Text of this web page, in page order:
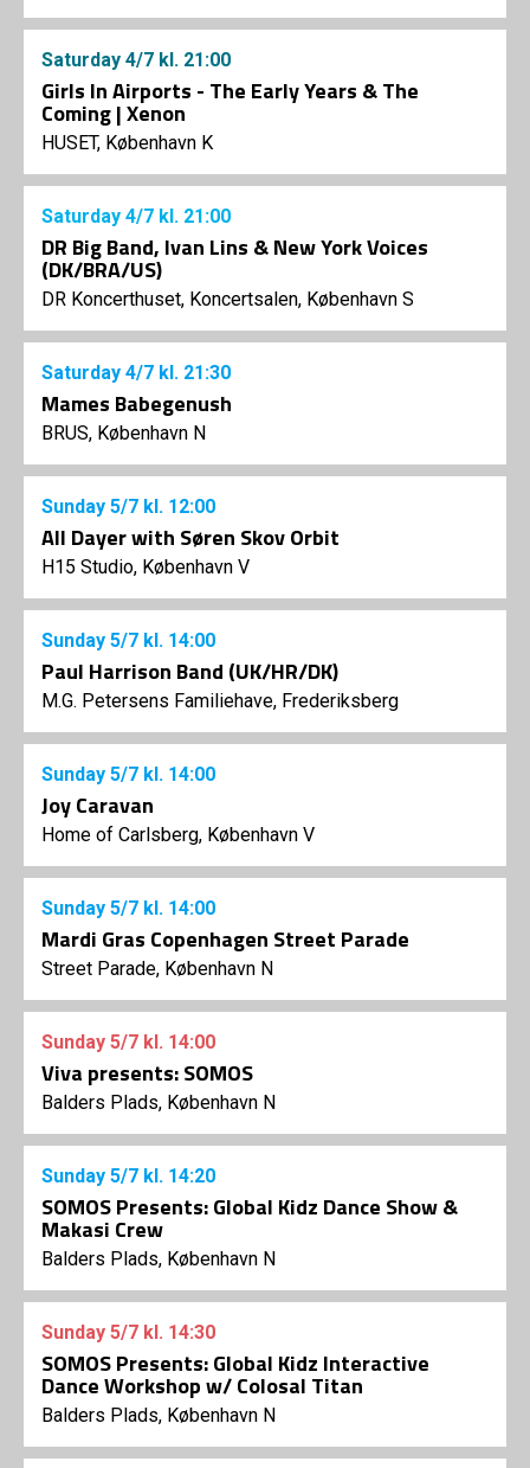
Saturday 4/7 kl. 21:00
Girls In Airports - The Early Years & The
Coming | Xenon
HUSET, København K
Saturday 4/7 kl. 21:00
DR Big Band, Ivan Lins & New York Voices
(DK/BRA/US)
DR Koncerthuset, Koncertsalen, København S
Saturday 4/7 kl. 21:30
Mames Babegenush
BRUS, København N
Sunday 5/7 kl. 12:00
All Dayer with Søren Skov Orbit
H15 Studio, København V
Sunday 5/7 kl. 14:00
Paul Harrison Band (UK/HR/DK)
M.G. Petersens Familiehave, Frederiksberg
Sunday 5/7 kl. 14:00
Joy Caravan
Home of Carlsberg, København V
Sunday 5/7 kl. 14:00
Mardi Gras Copenhagen Street Parade
Street Parade, København N
Sunday 5/7 kl. 14:00
Viva presents: SOMOS
Balders Plads, København N
Sunday 5/7 kl. 14:20
SOMOS Presents: Global Kidz Dance Show &
Makasi Crew
Balders Plads, København N
Sunday 5/7 kl. 14:30
SOMOS Presents: Global Kidz Interactive
Dance Workshop w/ Colosal Titan
Balders Plads, København N